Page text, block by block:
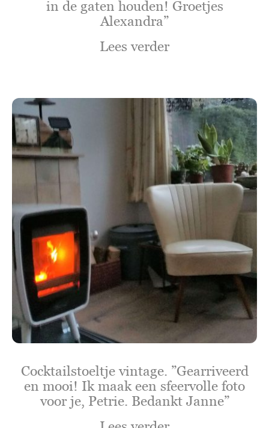
in de gaten houden! Groetjes
Alexandra”
Lees verder
Cocktailstoeltje vintage. ”Gearriveerd
en mooi! Ik maak een sfeervolle foto
voor je, Petrie. Bedankt Janne”